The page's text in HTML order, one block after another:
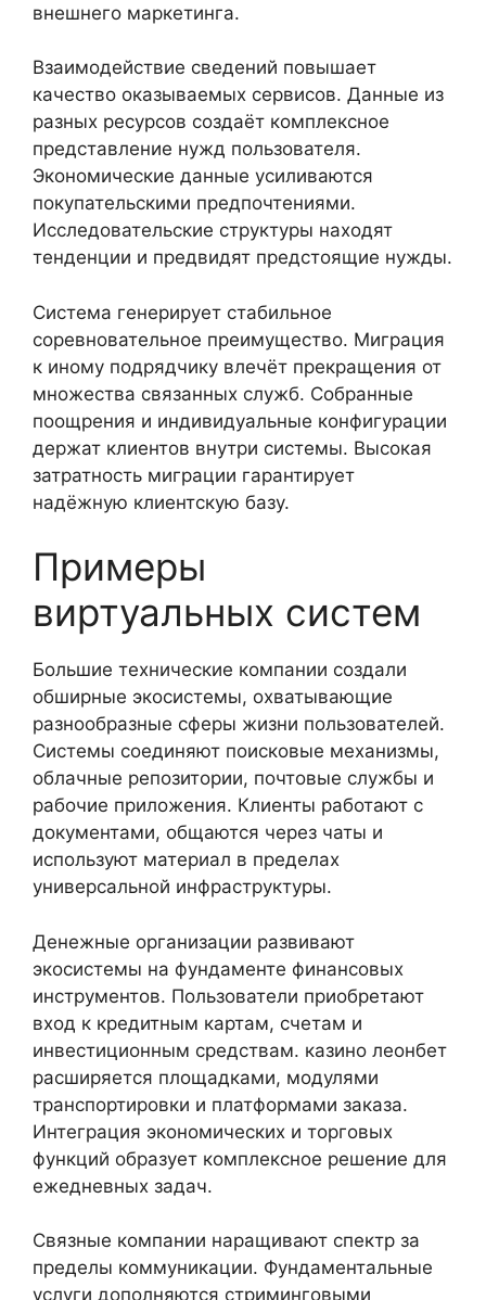
внешнего маркетинга.
Взаимодействие сведений повышает
качество оказываемых сервисов. Данные из
разных ресурсов создаёт комплексное
представление нужд пользователя.
Экономические данные усиливаются
покупательскими предпочтениями.
Исследовательские структуры находят
тенденции и предвидят предстоящие нужды.
Система генерирует стабильное
соревновательное преимущество. Миграция
к иному подрядчику влечёт прекращения от
множества связанных служб. Собранные
поощрения и индивидуальные конфигурации
держат клиентов внутри системы. Высокая
затратность миграции гарантирует
надёжную клиентскую базу.
Примеры
виртуальных систем
Большие технические компании создали
обширные экосистемы, охватывающие
разнообразные сферы жизни пользователей.
Системы соединяют поисковые механизмы,
облачные репозитории, почтовые службы и
рабочие приложения. Клиенты работают с
документами, общаются через чаты и
используют материал в пределах
универсальной инфраструктуры.
Денежные организации развивают
экосистемы на фундаменте финансовых
инструментов. Пользователи приобретают
вход к кредитным картам, счетам и
инвестиционным средствам. казино леонбет
расширяется площадками, модулями
транспортировки и платформами заказа.
Интеграция экономических и торговых
функций образует комплексное решение для
ежедневных задач.
Связные компании наращивают спектр за
пределы коммуникации. Фундаментальные
услуги дополняются стриминговыми